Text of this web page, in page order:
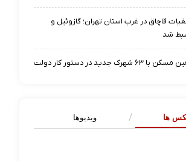
قاچاق در غرب استان تهران؛ گازوئیل و
شد
شهرک جدید در دستور کار دولت
ها ویدیوها